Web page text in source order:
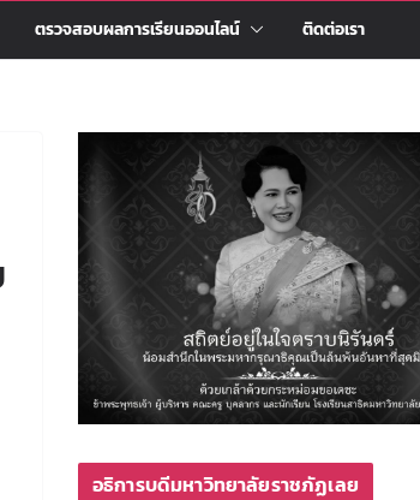
ตรวจสอบผลการเรียนออนไลน์ ติดต่อเรา
อธิการบดีมหาวิทยาลัยราชภัฏเลย